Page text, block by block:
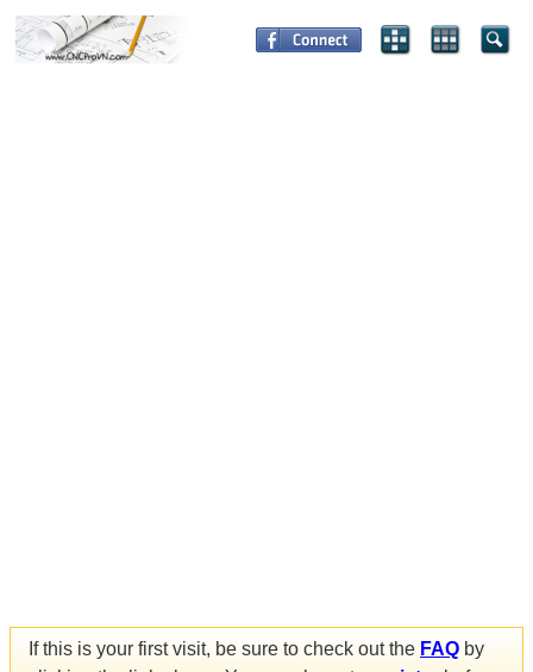
If this is your first visit, be sure to check out the FAQ by